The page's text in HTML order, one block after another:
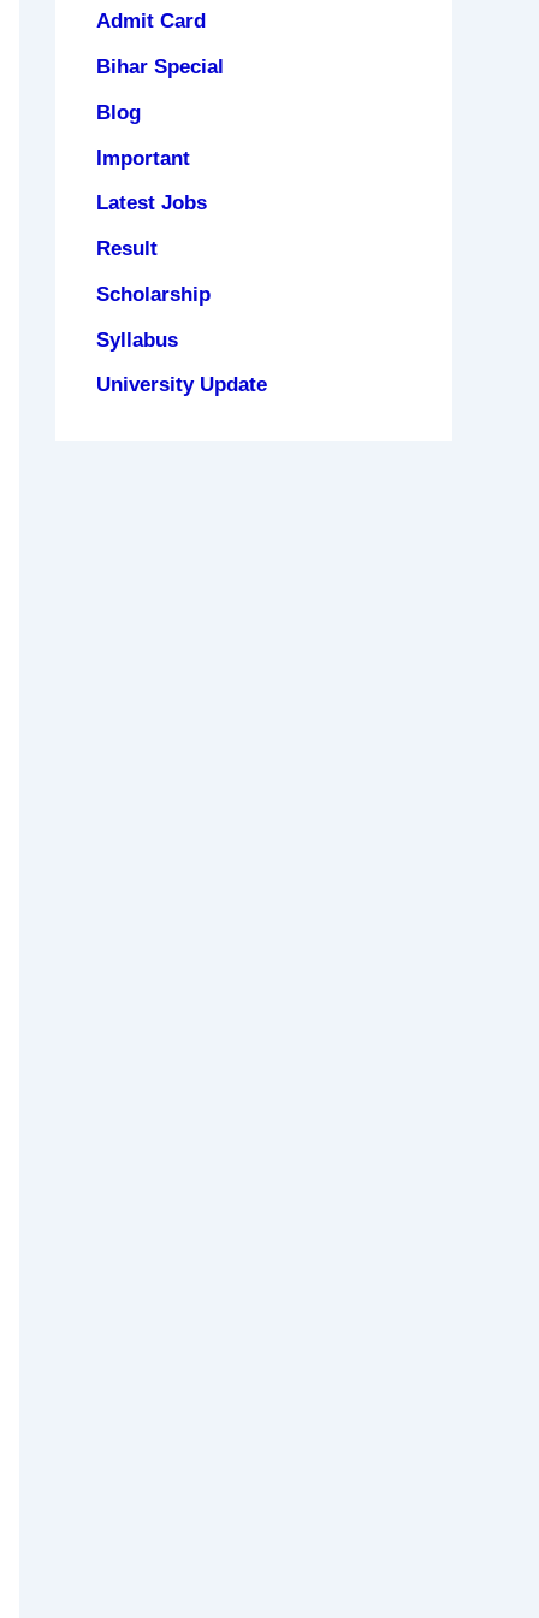
Admit Card
Bihar Special
Blog
Important
Latest Jobs
Result
Scholarship
Syllabus
University Update